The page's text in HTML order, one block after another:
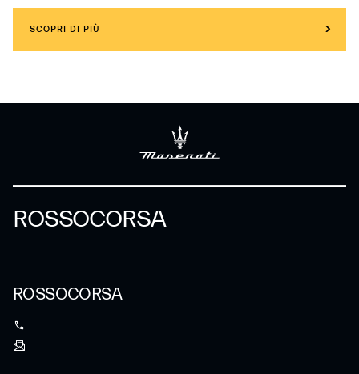
SCOPRI DI PIÙ
ROSSOCORSA
ROSSOCORSA